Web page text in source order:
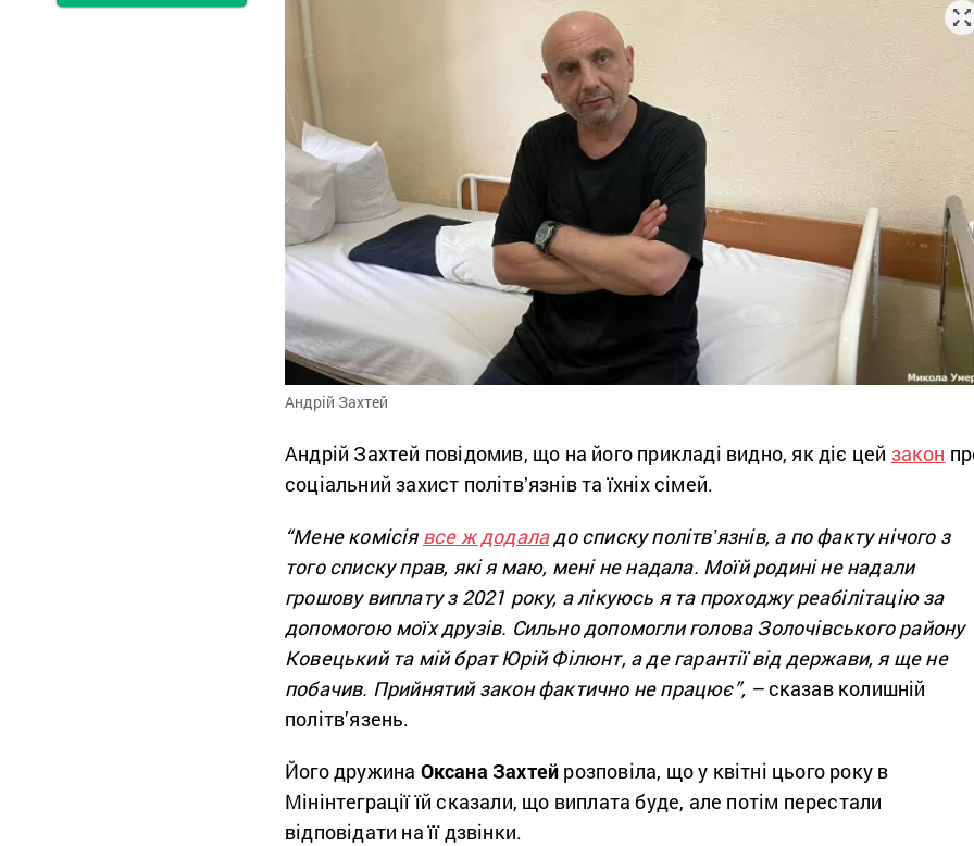
Андрій Захтей
Андрій Захтей повідомив, що на його прикладі видно, як діє цей закон
соціальний захист політвʼязнів та їхніх сімей.
“Мене комісіявсе ж додаладо списку політвʼязнів, а по факту нічого з
того списку прав, які я маю, мені не надала. Моїй родині не надали
грошову виплату з 2021 року, а лікуюсь я та проходжу реабілітацію за
допомогою моїх друзів. Сильно допомогли голова Золочівського району
Ковецький та мій брат Юрій Філюнт, а де гарантії від держави, я ще не
побачив. Прийнятий закон фактично не працює”, –сказав колишній
політв’язень.
Його дружина Оксана Захтей розповіла, що у квітні цього року в
Мінінтеграції їй сказали, що виплата буде, але потім перестали
відповідати на її дзвінки.